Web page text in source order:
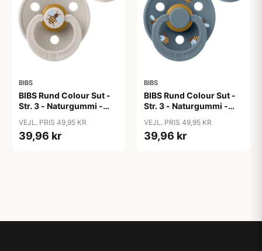
BIBS
BIBS Rund Colour Sut -
Str. 3 - Naturgummi -
Mushroom
VEJL. PRIS 49,95 KR
39,96 kr
BIBS
BIBS Rund Colour Sut -
Str. 3 - Naturgummi -
Petrol
VEJL. PRIS 49,95 KR
39,96 kr